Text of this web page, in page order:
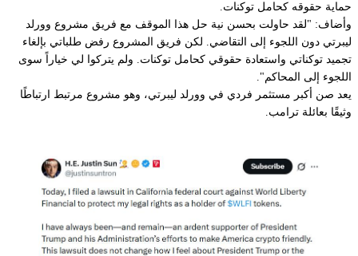
حماية حقوقه كحامل توكنات.
وأضاف: "لقد حاولت بحسن نية حل هذا الموقف مع فريق مشروع وورلد
ليبرتي دون اللجوء إلى التقاضي. لكن فريق المشروع رفض طلباتي بإلغاء
تجميد توكناتي واستعادة حقوقي كحامل توكنات. ولم يتركوا لي خياراً سوى
اللجوء إلى المحاكم".
يعد صن أكبر مستثمر فردي في وورلد ليبرتي، وهو مشروع مرتبط ارتباطًا
وثيقًا بعائلة ترامب.